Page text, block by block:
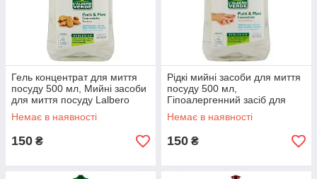
Гель концентрат для миття
посуду 500 мл, Мийні засоби
для миття посуду Lalbero
Verde
Немає в наявності
150 ₴
Рідкі мийні засоби для миття
посуду 500 мл,
Гіпоалергенний засіб для
миття посуду Lalbero Verde
Немає в наявності
150 ₴